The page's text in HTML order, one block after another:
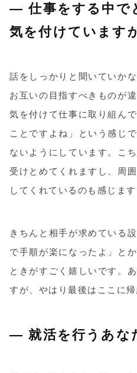
― 仕事をする中で
気を付けています
話をしっかりと聞いていか
お互いの目指すべきものが
気を付けて仕事に取り組ん
ことですよね」という感じ
ないようにしています。こ
受けとめてくれますし、周
してくれているのも感じます
きちんと相手が求めている
で手順が楽になったよ」と
ときがすごく嬉しいです。
すが、やはり最後はここに帰
― 就活を行うあな